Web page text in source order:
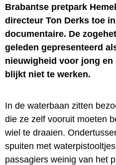
Brabantse pretpark
directeur Ton Derks toe
documentaire. De
geleden gepresenteerd
nieuwigheid voor jong
blijkt niet te werken.
In de waterbaan zitten
die ze zelf vooruit moeten
wiel te draaien.
spuiten met
passagiers weinig van het